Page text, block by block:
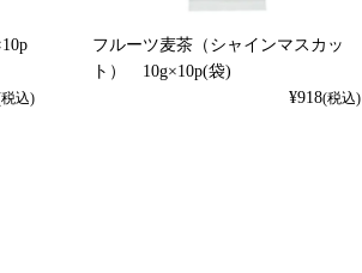
込)
フルーツ麦茶（シャインマスカッ
ト） 10g×10p(袋)
¥918(税込)